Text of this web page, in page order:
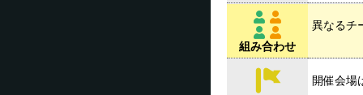
組み合わせ
異なるチ
開催会場